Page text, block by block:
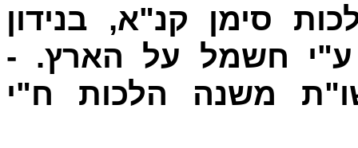
סימן קנ"א, בנידון
ע"י חשמל על הארץ. -
משנה הלכות ח"י